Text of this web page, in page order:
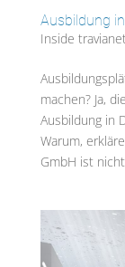
Ausbildung
Inside
machen? Ja,
Ausbildung in
Warum,
GmbH ist